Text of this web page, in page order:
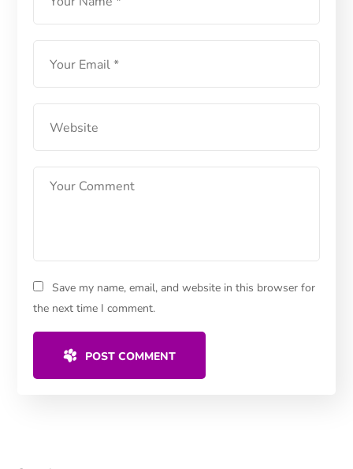
Save my name, email, and website in this browser for
the next time I comment.
POST COMMENT